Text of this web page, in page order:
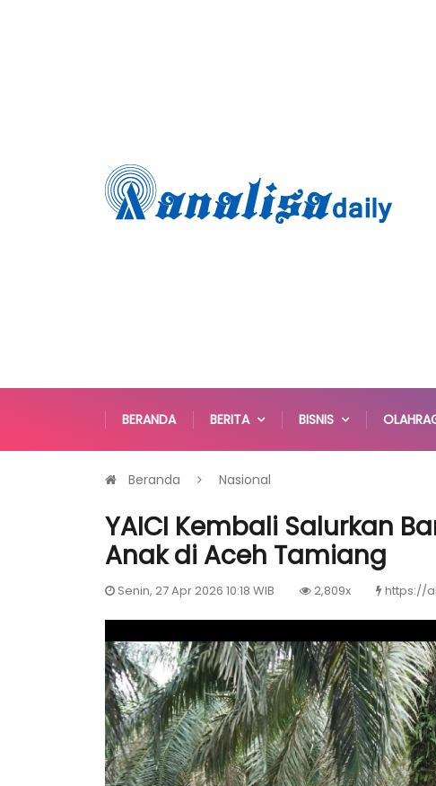
BERANDA BERITA BISNIS
Beranda Nasional
YAICI Kembali Salurkan
Anak di Aceh Tamiang
Senin, 27 Apr 2026 10:18 WIB 2,809x https://